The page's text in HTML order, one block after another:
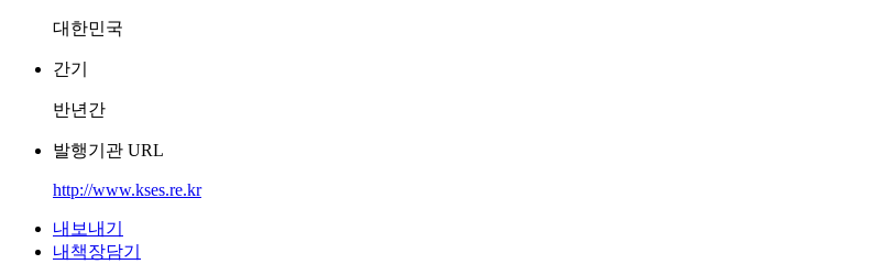
대한민국
간기
반년간
발행기관 URL
http://www.kses.re.kr
내보내기
내책장담기